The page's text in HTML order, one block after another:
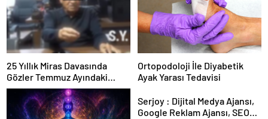
25 Yıllık Miras Davasında
Gözler Temmuz Ayındaki
Karar Duruşmasına Çevrildi
Ortopodoloji İle Diyabetik
Ayak Yarası Tedavisi
Serjoy : Dijital Medya Ajansı,
Google Reklam Ajansı, SEO